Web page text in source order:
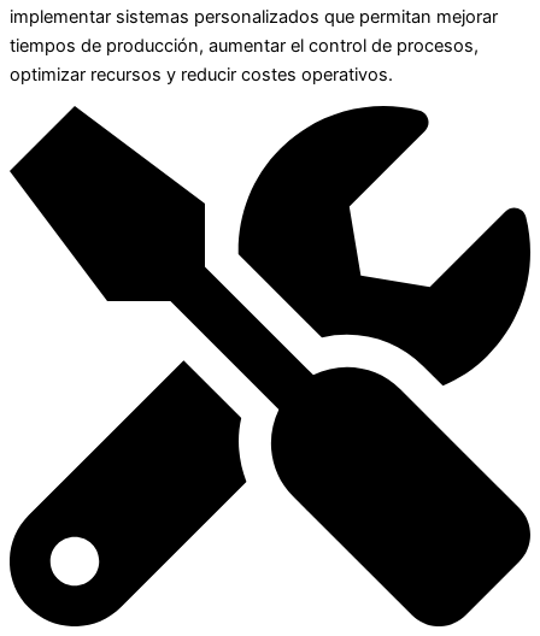
implementar sistemas personalizados que permitan mejorar
tiempos de producción, aumentar el control de procesos,
optimizar recursos y reducir costes operativos.